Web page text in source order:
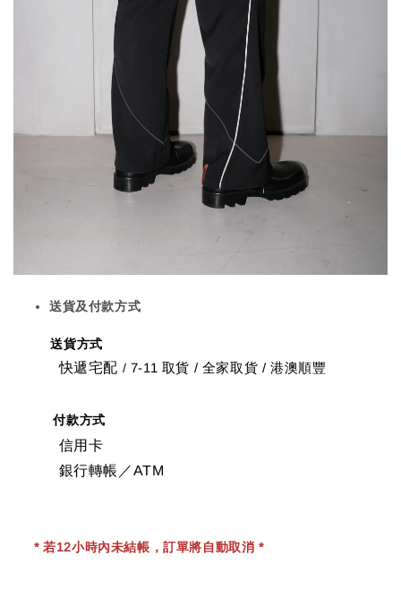
送貨及付款方式
送貨方式
快遞宅配 / 7-11 取貨 / 全家取貨 / 港澳順豐
付款方式
信用卡
銀行轉帳／ATM
* 若12小時內未結帳，訂單將自動取消 *